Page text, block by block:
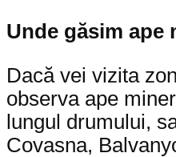
Unde găsim ape
Dacă vei vizita
observa ape
lungul drumului,
Covasna,